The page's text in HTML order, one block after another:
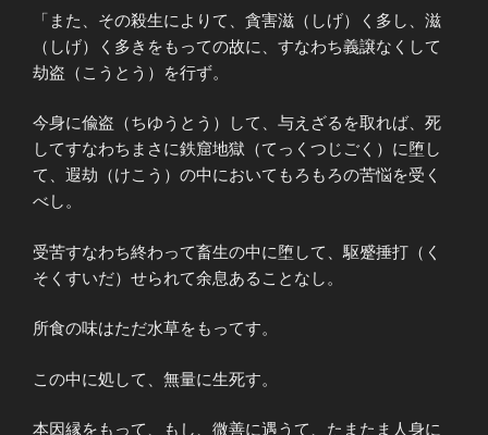
「また、その殺生によりて、貪害滋（しげ）く多し、滋
（しげ）く多きをもっての故に、すなわち義譲なくして
劫盗（こうとう）を行ず。
今身に偸盗（ちゆうとう）して、 与えざるを取れば、死
してすなわちまさに鉄窟地獄（てっくつじごく）に堕し
て、 遐劫（けこう） の中において もろもろの苦悩を受く
べし。
受苦すなわち終わって畜生の中に堕して、駆蹙捶打（く
そくすいだ）せられて余息あることなし。
所食の味はただ水草をもってす。
この中に処して、無量に生死す。
本因縁をもって、もし、微善に遇うて、たまたま人身に